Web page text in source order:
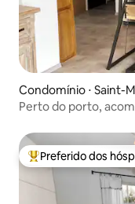
Condomínio ⋅ Saint-
Perto do porto,
Entre os melhores
Preferido dos